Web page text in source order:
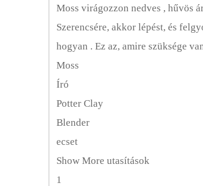
Fűnyírók
Gyep Díszek
Gyep Ültetés
Kártevők, Gyomok és Problémák
Moss virágozzon nedves , hűvös
Szerencsére, akkor lépést, és
hogyan . Ez az, amire szüksége
Moss
Író
Potter Clay
Blender
ecset
Show More utasítások
1